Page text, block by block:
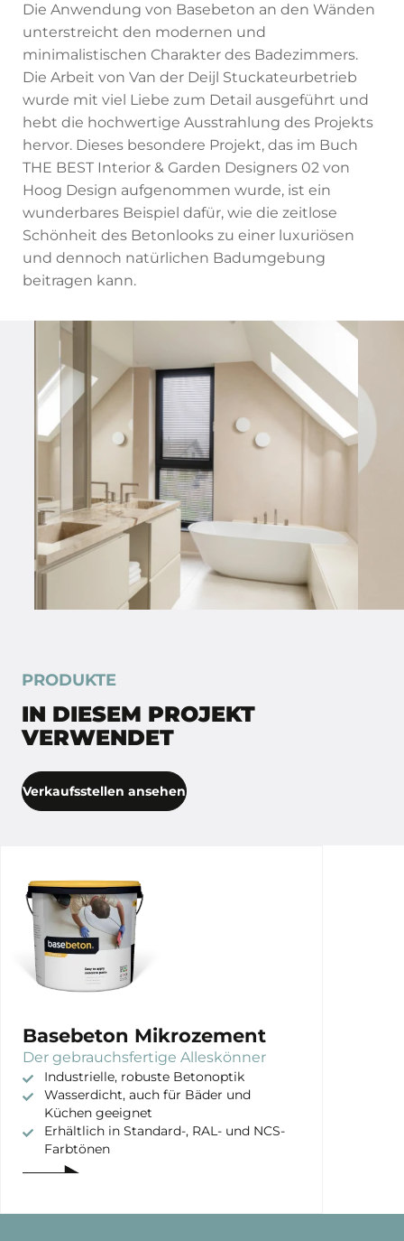
Die Anwendung von Basebeton an den Wänden
unterstreicht den modernen und
minimalistischen Charakter des Badezimmers.
Die Arbeit von Van der Deijl Stuckateurbetrieb
wurde mit viel Liebe zum Detail ausgeführt und
hebt die hochwertige Ausstrahlung des Projekts
hervor. Dieses besondere Projekt, das im Buch
THE BEST Interior & Garden Designers 02 von
Hoog Design aufgenommen wurde, ist ein
wunderbares Beispiel dafür, wie die zeitlose
Schönheit des Betonlooks zu einer luxuriösen
und dennoch natürlichen Badumgebung
beitragen kann.
PRODUKTE
IN DIESEM PROJEKT
VERWENDET
Verkaufsstellen ansehen
Basebeton Mikrozement
Der gebrauchsfertige Alleskönner
Industrielle, robuste Betonoptik
Wasserdicht, auch für Bäder und
Küchen geeignet
Erhältlich in Standard-, RAL- und NCS-
Farbtönen